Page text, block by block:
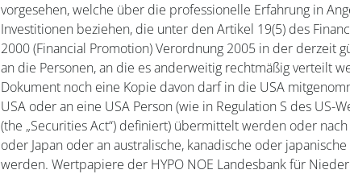
vorgesehen, welche über die professionelle Erfahrung in
Investitionen beziehen, die unter den Artikel 19(5) des
2000 (Financial Promotion) Verordnung 2005 in der derzeit
an die Personen, an die es anderweitig rechtmäßig verteilt
Dokument noch eine Kopie davon darf in die USA
USA oder an eine USA Person (wie in Regulation S des US-
(the „Securities Act“) definiert) übermittelt werden oder
oder Japan oder an australische, kanadische oder
werden. Wertpapiere der HYPO NOE Landesbank für